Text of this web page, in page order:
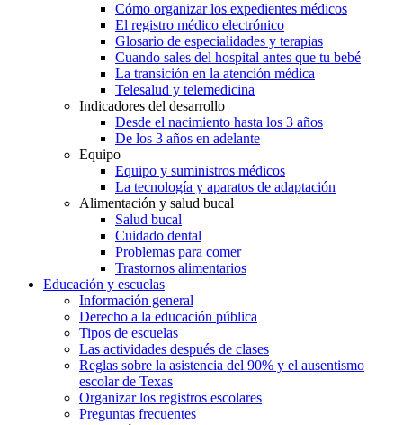
Cómo organizar los expedientes médicos
El registro médico electrónico
Glosario de especialidades y terapias
Cuando sales del hospital antes que tu bebé
La transición en la atención médica
Telesalud y telemedicina
Indicadores del desarrollo
Desde el nacimiento hasta los 3 años
De los 3 años en adelante
Equipo
Equipo y suministros médicos
La tecnología y aparatos de adaptación
Alimentación y salud bucal
Salud bucal
Cuidado dental
Problemas para comer
Trastornos alimentarios
Educación y escuelas
Información general
Derecho a la educación pública
Tipos de escuelas
Las actividades después de clases
Reglas sobre la asistencia del 90% y el ausentismo
escolar de Texas
Organizar los registros escolares
Preguntas frecuentes